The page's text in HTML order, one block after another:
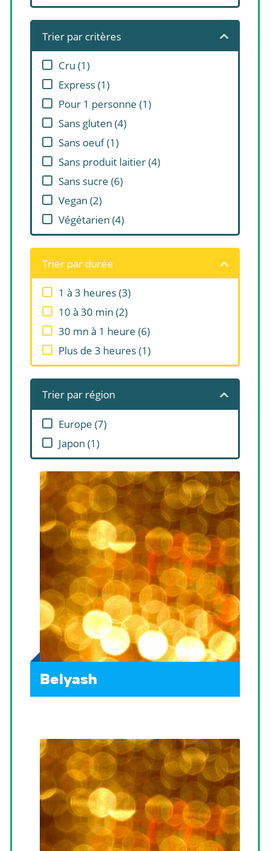
Trier par critères
Cru (1)
Express(1)
Pour 1 personne (1)
Sans gluten (4)
Sans oeuf(1)
Sans produit laitier(4)
Sans sucre (6)
Vegan (2)
Végétarien (4)
Trier par durée
1 à 3 heures(3)
10 à 30 min (2)
30 mn à 1 heure (6)
Plus de 3 heures(1)
Trier par région
Europe (7)
Japon (1)
Belyash